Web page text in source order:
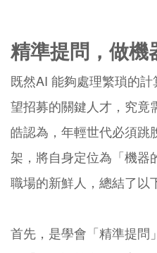
精準提問，做機
既然AI 能夠處理繁瑣的
望招募的關鍵人才，究竟
皓認為，年輕世代必須跳
架，將自身定位為「機器
職場的新鮮人，總結了以
首先，是學會「精準提問